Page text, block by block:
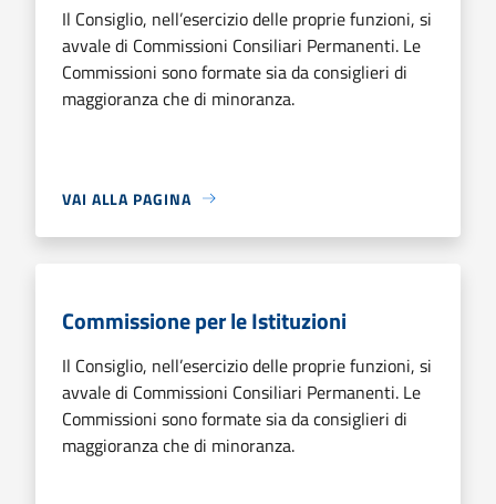
Il Consiglio, nell’esercizio delle proprie funzioni, si
avvale di Commissioni Consiliari Permanenti. Le
Commissioni sono formate sia da consiglieri di
maggioranza che di minoranza.
VAI ALLA PAGINA
Commissione per le Istituzioni
Il Consiglio, nell’esercizio delle proprie funzioni, si
avvale di Commissioni Consiliari Permanenti. Le
Commissioni sono formate sia da consiglieri di
maggioranza che di minoranza.